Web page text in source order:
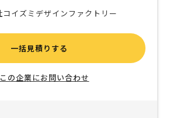
一括見積りする
この企業にお問い合わせ